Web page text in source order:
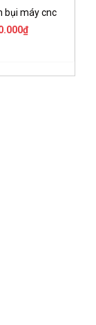
bụi máy cnc